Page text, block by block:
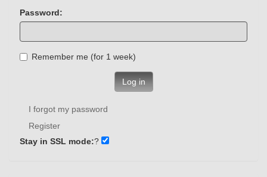
Password:
Remember me (for 1 week)
Log in
I forgot my password
Register
Stay in SSL mode:?